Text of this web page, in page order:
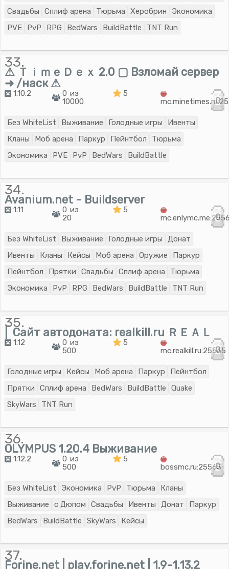
Свадьбы
Сплиф арена Тюрьма Херобрин
Экономика
PVE
PvP RPG BedWars BuildBattle TNT Run
33.
⚠ ＴｉｍｅＤｅｘ 2.0 ▢ Взломай сервер
➜ /наск ⚠
1.10.2
0 из
10000
5
0
Без WhiteList Выживание Голодные игры
Ивенты
Кланы
Моб арена Паркур Пейнтбол
Тюрьма
Экономика
PVE PvP BedWars BuildBattle
34.
Avanium.net - Buildserver
1.11
0 из
20
5
0
Без WhiteList Выживание Голодные игры
Донат
Ивенты
Кланы Кейсы Моб арена Оружие
Паркур
Пейнтбол
Прятки Свадьбы Сплиф арена
Тюрьма
Экономика
PvP RPG BedWars BuildBattle TNT Run
35.
⎡ Сайт автодоната: realkill.ru ＲＥＡＬ
1.12
0 из
500
5
mc.realkill.ru:25565
0
Голодные игры Кейсы Моб арена Паркур
Пейнтбол
Прятки
Сплиф арена BedWars BuildBattle
Quake
SkyWars
TNT Run
36.
OLYMPUS 1.20.4 Выживание
1.12.2
0 из
500
5
bossmc.ru:25565
0
Без WhiteList Экономика PvP Тюрьма
Кланы
Выживание
с Дюпом Свадьбы Ивенты Донат
Паркур
BedWars
BuildBattle SkyWars Кейсы
37.
Forine.net | play.forine.net | 1.9-1.13.2